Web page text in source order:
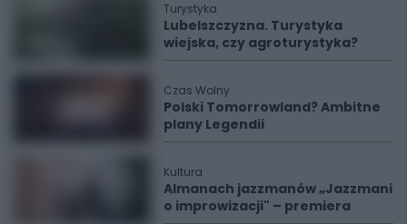
Turystyka
Lubelszczyzna. Turystyka
wiejska, czy agroturystyka?
Czas Wolny
Polski Tomorrowland? Ambitne
plany Legendii
Kultura
Almanach jazzmanów „Jazzmani
o improwizacji" – premiera